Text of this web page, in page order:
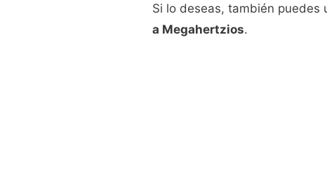
Si lo deseas, también puedes
a Megahertzios.